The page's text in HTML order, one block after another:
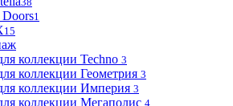
Doors1
15
коллекции Techno 3
коллекции Геометрия 3
коллекции Империя 3
коллекции Мегаполис 4